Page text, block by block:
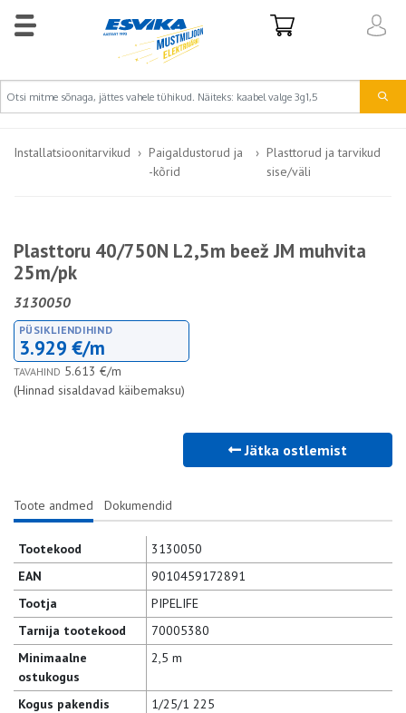
Installatsioonitarvikud
Paigaldustorud ja
-kõrid
Plasttorud ja tarvikud
sise/väli
Plasttoru 40/750N L2,5m beež JM muhvita
25m/pk
3130050
PÜSIKLIENDIHIND
3.929 €/m
TAVAHIND 5.613 €/m
(Hinnad sisaldavad käibemaksu)
Jätka ostlemist
Toote andmed Dokumendid
Tootekood
3130050
EAN
9010459172891
Tootja
PIPELIFE
Tarnija tootekood
70005380
Minimaalne
ostukogus
2,5 m
Kogus pakendis 1/25/1 225